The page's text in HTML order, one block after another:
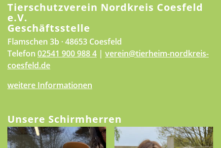
Tierschutzverein Nordkreis Coesfeld
e.V.
Geschäftsstelle
Flamschen 3b · 48653 Coesfeld
Telefon 02541 900 988 4 | verein@tierheim-nordkreis-
coesfeld.de
weitere Informationen
Unsere Schirmherren